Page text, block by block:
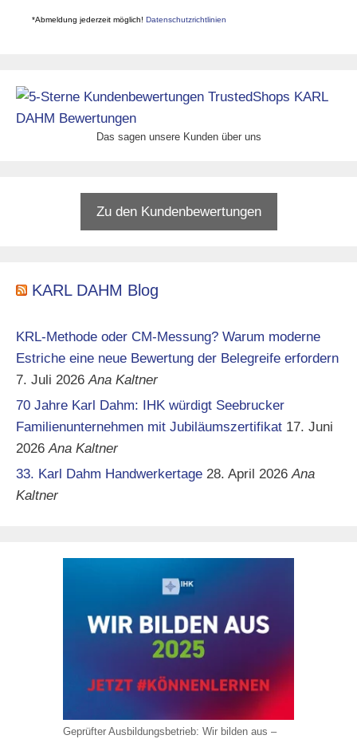
*Abmeldung jederzeit möglich! Datenschutzrichtlinien
Das sagen unsere Kunden über uns
Zu den Kundenbewertungen
KARL DAHM Blog
KRL-Methode oder CM-Messung? Warum moderne
Estriche eine neue Bewertung der Belegreife erfordern
7. Juli 2026 Ana Kaltner
70 Jahre Karl Dahm: IHK würdigt Seebrucker
Familienunternehmen mit Jubiläumszertifikat 17. Juni
2026 Ana Kaltner
33. Karl Dahm Handwerkertage 28. April 2026 Ana
Kaltner
Geprüfter Ausbildungsbetrieb: Wir bilden aus –